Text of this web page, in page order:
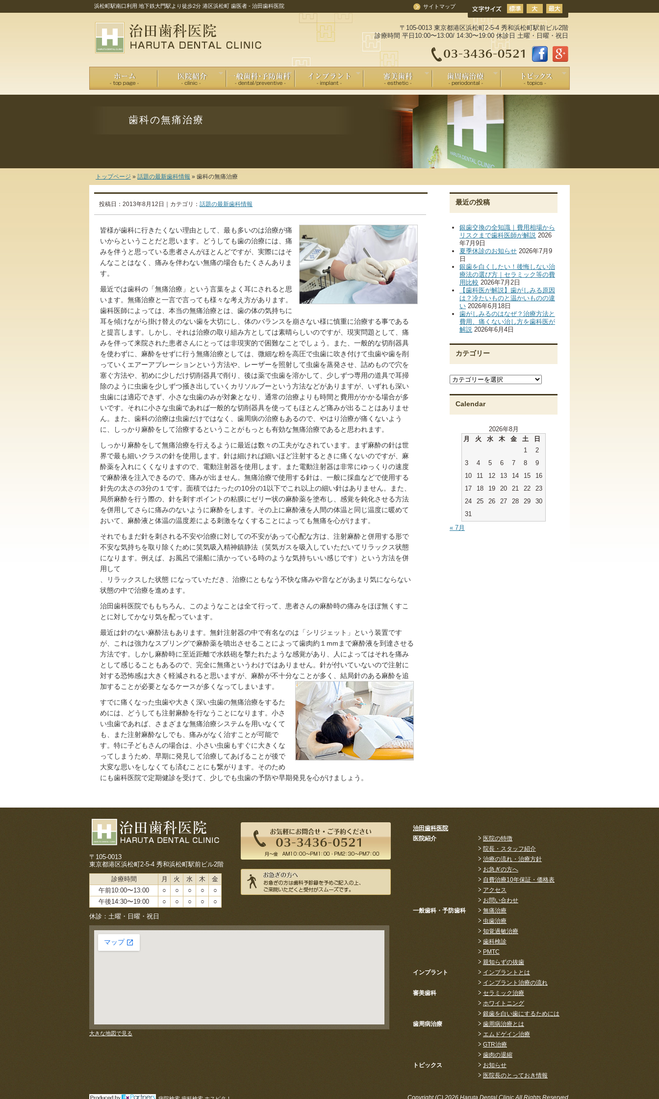
浜松町駅南口利用 地下鉄大門駅より徒歩2分 港区浜松町 歯医者 - 治田歯科医院 サイトマップ
〒105-0013 東京都港区浜松町2-5-4 秀和浜松町駅前ビル2階
診療時間 平日10:00〜13:00/ 14:30〜19:00 休診日 土曜・日曜・祝日
歯科の無痛治療
トップページ » 話題の最新歯科情報 » 歯科の無痛治療
投稿日：2013年8月12日｜カテゴリ： 話題の最新歯科情報
皆様が歯科に行きたくない理由として、最も多いのは治療が痛
いからということだと思います。どうしても歯の治療には、痛
みを伴うと思っている患者さんがほとんどですが、実際にはそ
んなことはなく、痛みを伴わない無痛の場合もたくさんありま
す。
最近では歯科の「無痛治療」という言葉をよく耳にされると思
います。無痛治療と一言で言っても様々な考え方があります。
歯科医師によっては、本当の無痛治療とは、歯の体の気持ちに
耳を傾けながら掛け替えのない歯を大切にし、体のバランスを崩さない様に慎重に治療する事である
と提言します。しかし、それは治療の取り組み方としては素晴らしいのですが、現実問題として、痛
みを伴って来院された患者さんにとっては非現実的で困難なことでしょう。また、一般的な切削器具
を使わずに、麻酔をせずに行う無痛治療としては、微細な粉を高圧で虫歯に吹き付けて虫歯や歯を削
っていくエアーアブレーションという方法や、レーザーを照射して虫歯を蒸発させ、詰めもので穴を
塞ぐ方法や、初めに少しだけ切削器具で削り、後は薬で虫歯を溶かして、少しずつ専用の道具で耳掃
除のように虫歯を少しずつ掻き出していくカリソルブーという方法などがありますが、いずれも深い
虫歯には適応できず、小さな虫歯のみが対象となり、通常の治療よりも時間と費用がかかる場合が多
いです。それに小さな虫歯であれば一般的な切削器具を使ってもほとんど痛みが出ることはありませ
ん。また、歯科の治療は虫歯だけではなく、歯周病の治療もあるので、やはり治療が痛くないよう
に、しっかり麻酔をして治療するということがもっとも有効な無痛治療であると思われます。
しっかり麻酔をして無痛治療を行えるように最近は数々の工夫がなされています。まず麻酔の針は世
界で最も細いクラスの針を使用します。針は細ければ細いほど注射するときに痛くないのですが、麻
酔薬を入れにくくなりますので、電動注射器を使用します。また電動注射器は非常にゆっくりの速度
で麻酔液を注入できるので、痛みが出ません。無痛治療で使用する針は、一般に採血などで使用する
針先の太さの3分の１です。面積ではたったの10分の1以下でこれ以上の細い針はありません。また、
局所麻酔を行う際の、針を刺すポイントの粘膜にゼリー状の麻酔薬を塗布し、感覚を鈍化させる方法
を併用してさらに痛みのないように麻酔をします。その上に麻酔液を人間の体温と同じ温度に暖めて
おいて、麻酔液と体温の温度差による刺激をなくすることによっても無痛を心がけます。
それでもまだ針を刺される不安や治療に対しての不安があって心配な方は、注射麻酔と併用する形で
不安な気持ちを取り除くために笑気吸入精神鎮静法（笑気ガスを吸入していただいてリラックス状態
になります。例えば、お風呂で湯船に漬かっている時のような気持ちいい感じです）という方法を併
用して
、リラックスした状態 になっていただき、治療にともなう不快な痛みや音などがあまり気にならない
状態の中で治療を進めます。
治田歯科医院でももちろん、このようなことは全て行って、患者さんの麻酔時の痛みをほぼ無くすこ
とに対してかなり気を配っています。
最近は針のない麻酔法もあります。無針注射器の中で有名なのは「シリジェット」という装置です
が、これは強力なスプリングで麻酔薬を噴出させることによって歯肉約１mmまで麻酔液を到達させる
方法です。しかし麻酔時に至近距離で水鉄砲を撃たれたような感覚があり、人によってはそれを痛み
として感じることもあるので、完全に無痛というわけではありません。針が付いていないので注射に
対する恐怖感は大きく軽減されると思いますが、麻酔が不十分なことが多く、結局針のある麻酔を追
加することが必要となるケースが多くなってしまいます。
すでに痛くなった虫歯や大きく深い虫歯の無痛治療をするた
めには、どうしても注射麻酔を行なうことになります。小さ
い虫歯であれば、さまざまな無痛治療システムを用いなくて
も、また注射麻酔なしでも、痛みがなく治すことが可能で
す。特に子どもさんの場合は、小さい虫歯もすぐに大きくな
ってしまうため、早期に発見して治療してあげることが後で
大変な思いをしなくても済むことにも繋がります。そのため
にも歯科医院で定期健診を受けて、少しでも虫歯の予防や早期発見を心がけましょう。
最近の投稿
銀歯交換の全知識｜費用相場から
リスクまで歯科医師が解説 2026
年7月9日
夏季休診のお知らせ 2026年7月9
日
銀歯を白くしたい！後悔しない治
療法の選び方｜セラミック等の費
用比較 2026年7月2日
【歯科医が解説】歯がしみる原因
は？冷たいものと温かいものの違
い 2026年6月18日
歯がしみるのはなぜ？治療方法と
費用、痛くない治し方を歯科医が
解説 2026年6月4日
カテゴリー
カ
テ
ゴ
Calendar
2026年8月
月
火 水 木 金 土
日
1
2
3
4 5 6 7 8
9
10
11 12 13 14 15
16
17
18 19 20 21 22
23
24
25 26 27 28 29
30
31
« 7月
〒105-0013
東京都港区浜松町2-5-4 秀和浜松町駅前ビル2階
診療時間 月 火 水 木
金
午前10:00〜13:00
○ ○ ○ ○
○
午後14:30〜19:00
○ ○ ○ ○
○
休診：土曜・日曜・祝日
大きな地図で見る
治田歯科医院
医院紹介
医院の特徴
院長・スタッフ紹介
治療の流れ・治療方針
お急ぎの方へ
自費治療10年保証・価格表
アクセス
お問い合わせ
一般歯科・予防歯科
無痛治療
虫歯治療
知覚過敏治療
歯科検診
PMTC
親知らずの抜歯
インプラント
インプラントとは
インプラント治療の流れ
審美歯科
セラミック治療
ホワイトニング
銀歯を白い歯にするためには
歯周病治療
歯周病治療とは
エムドゲイン治療
GTR治療
歯肉の退縮
トピックス
お知らせ
医院長のとっておき情報
Copyright (C) 2026 Haruta Dental Clinic All Rights Reserved.